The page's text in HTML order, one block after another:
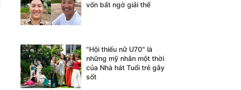
vốn bất ngờ giải thể
"Hội thiếu nữ U70" là
những mỹ nhân một thời
của Nhà hát Tuổi trẻ gây
sốt